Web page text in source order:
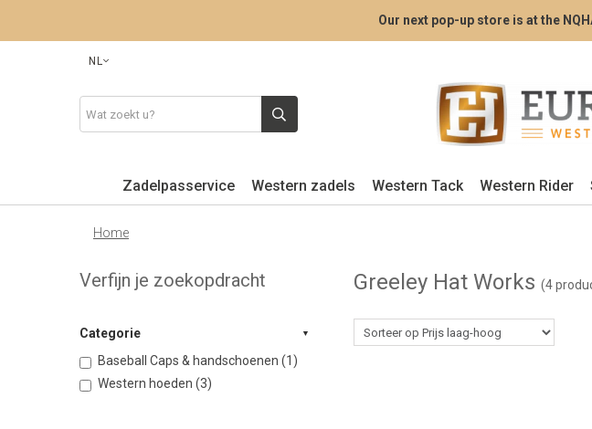
Our next pop-up store is at the
NL
Zadelpasservice Western zadels Western Tack Western Rider
Home
Verfijn je zoekopdracht
Categorie
Baseball Caps & handschoenen (1)
Western hoeden (3)
Greeley Hat Works (4